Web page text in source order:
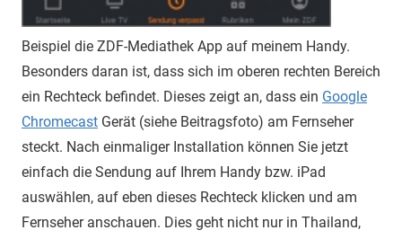
Beispiel die ZDF-Mediathek App auf meinem Handy.
Besonders daran ist, dass sich im oberen rechten Bereich
ein Rechteck befindet. Dieses zeigt an, dass ein Google
Chromecast Gerät (siehe Beitragsfoto) am Fernseher
steckt. Nach einmaliger Installation können Sie jetzt
einfach die Sendung auf Ihrem Handy bzw. iPad
auswählen, auf eben dieses Rechteck klicken und am
Fernseher anschauen. Dies geht nicht nur in Thailand,